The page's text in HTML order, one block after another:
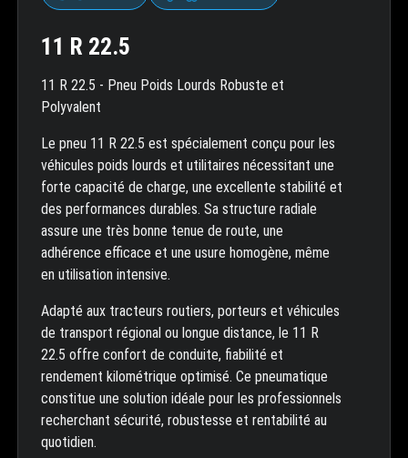
11 R 22.5
11 R 22.5 - Pneu Poids Lourds Robuste et
Polyvalent
Le pneu 11 R 22.5 est spécialement conçu pour les
véhicules poids lourds et utilitaires nécessitant une
forte capacité de charge, une excellente stabilité et
des performances durables. Sa structure radiale
assure une très bonne tenue de route, une
adhérence efficace et une usure homogène, même
en utilisation intensive.
Adapté aux tracteurs routiers, porteurs et véhicules
de transport régional ou longue distance, le 11 R
22.5 offre confort de conduite, fiabilité et
rendement kilométrique optimisé. Ce pneumatique
constitue une solution idéale pour les professionnels
recherchant sécurité, robustesse et rentabilité au
quotidien.